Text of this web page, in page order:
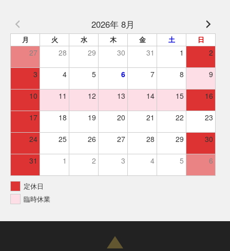
2026年 8月
月 火 水 木 金 土 日
27 28 29 30 31 1 2
3 4 5 6 7 8 9
10 11 12 13 14 15 16
17 18 19 20 21 22 23
24 25 26 27 28 29 30
31 1 2 3 4 5 6
定休日
臨時休業